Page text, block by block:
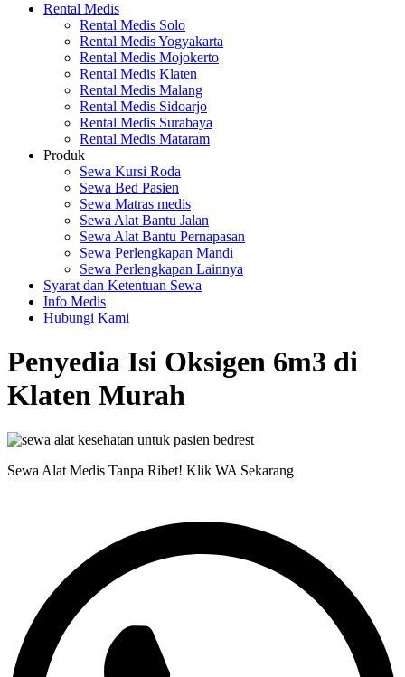
Rental Medis
Rental Medis Solo
Rental Medis Yogyakarta
Rental Medis Mojokerto
Rental Medis Klaten
Rental Medis Malang
Rental Medis Sidoarjo
Rental Medis Surabaya
Rental Medis Mataram
Produk
Sewa Kursi Roda
Sewa Bed Pasien
Sewa Matras medis
Sewa Alat Bantu Jalan
Sewa Alat Bantu Pernapasan
Sewa Perlengkapan Mandi
Sewa Perlengkapan Lainnya
Syarat dan Ketentuan Sewa
Info Medis
Hubungi Kami
Penyedia Isi Oksigen 6m3 di
Klaten Murah
Sewa Alat Medis Tanpa Ribet! Klik WA Sekarang